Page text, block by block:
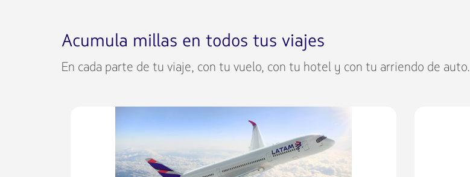
Acumula millas en todos tus viajes
En cada parte de tu viaje, con tu vuelo, con tu hotel y con tu arriendo de auto.